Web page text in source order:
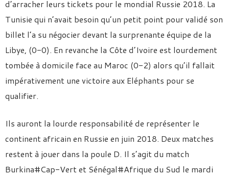
d’arracher leurs tickets pour le mondial Russie 2018. La
Tunisie qui n’avait besoin qu’un petit point pour validé son
billet l’a su négocier devant la surprenante équipe de la
Libye, (0-0). En revanche la Côte d’Ivoire est lourdement
tombée à domicile face au Maroc (0-2) alors qu’il fallait
impérativement une victoire aux Eléphants pour se
qualifier.
Ils auront la lourde responsabilité de représenter le
continent africain en Russie en juin 2018. Deux matches
restent à jouer dans la poule D. Il s’agit du match
Burkina#Cap-Vert et Sénégal#Afrique du Sud le mardi